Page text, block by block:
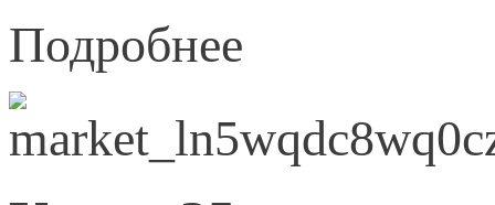
Подробнее